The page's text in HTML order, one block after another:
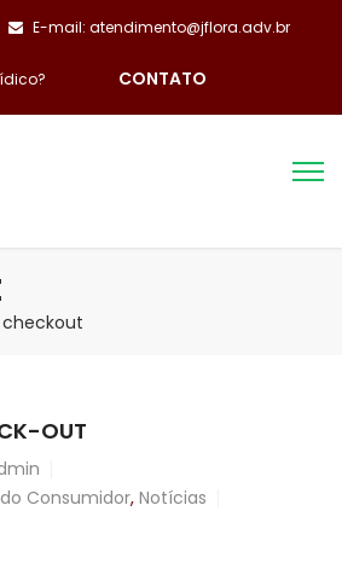
E-mail: atendimento@jflora.adv.br
CONTATO
checkout
OUT
Consumidor, Notícias